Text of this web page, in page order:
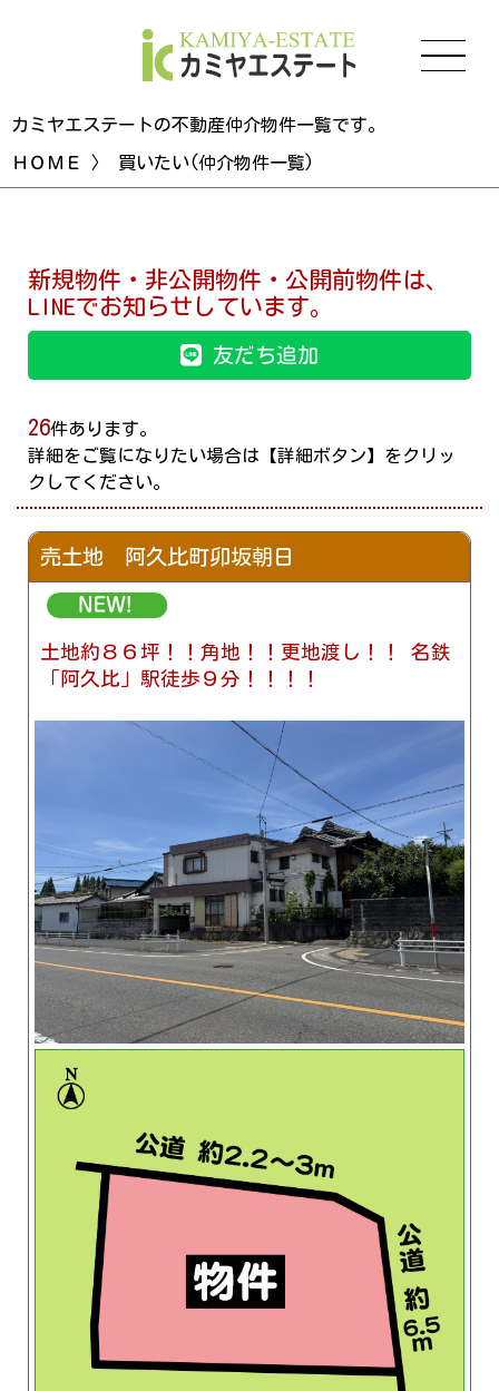
カミヤエステートの不動産仲介物件一覧です。
ＨＯＭＥ 〉 買いたい(仲介物件一覧)
新規物件・非公開物件・公開前物件は、
LINEでお知らせしています。
友だち追加
26件あります。
詳細をご覧になりたい場合は【詳細ボタン】をクリッ
クしてください。
売土地 阿久比町卯坂朝日
土地約８６坪！！角地！！更地渡し！！ 名鉄
「阿久比」駅徒歩９分！！！！